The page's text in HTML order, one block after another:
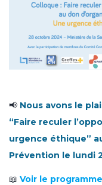
📢 Nous avons le
“Faire reculer
urgence éthique”
Prévention le lundi
📖 Voir le